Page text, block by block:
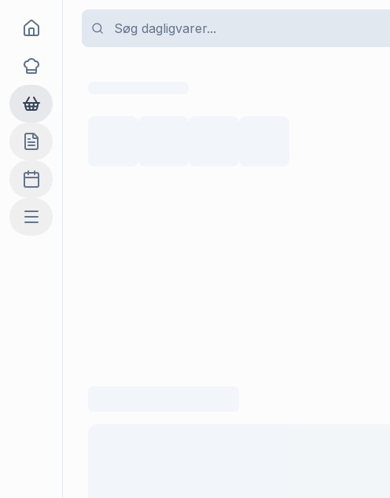
Goma
Opskrifter
Dagligvarer
Indkøbslisten
Madplan
Mere